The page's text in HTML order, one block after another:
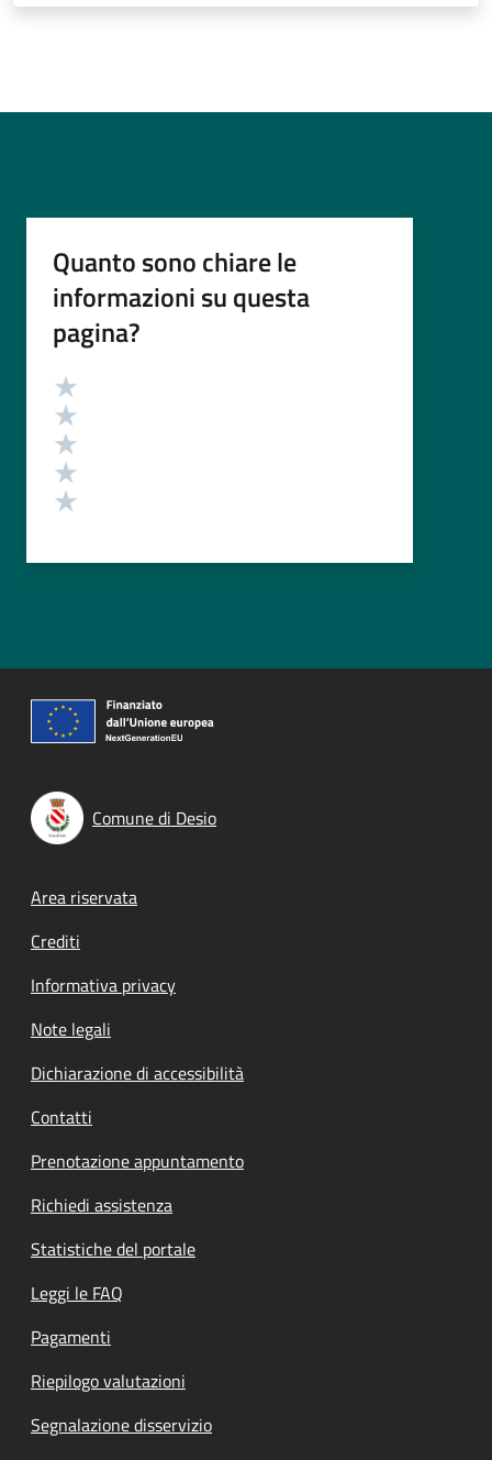
Quanto sono chiare le
informazioni su questa
pagina?
Valutazione
Comune di Desio
Footer menu
Area riservata
Crediti
Informativa privacy
Note legali
Dichiarazione di accessibilità
Contatti
Prenotazione appuntamento
Richiedi assistenza
Statistiche del portale
Leggi le FAQ
Pagamenti
Riepilogo valutazioni
Segnalazione disservizio